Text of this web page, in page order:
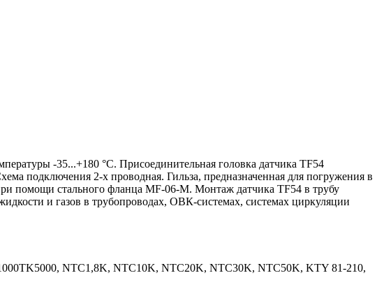
-35...+180 °C. Присоединительная головка датчика TF54
подключения 2-х проводная. Гильза, предназначенная для погружения в
помощи стального фланца MF-06-M. Монтаж датчика TF54 в трубу
и газов в трубопроводах, ОВК-системах, системах циркуляции
NTC1,8K, NTC10K, NTC20K, NTC30K, NTC50K, KTY 81-210,